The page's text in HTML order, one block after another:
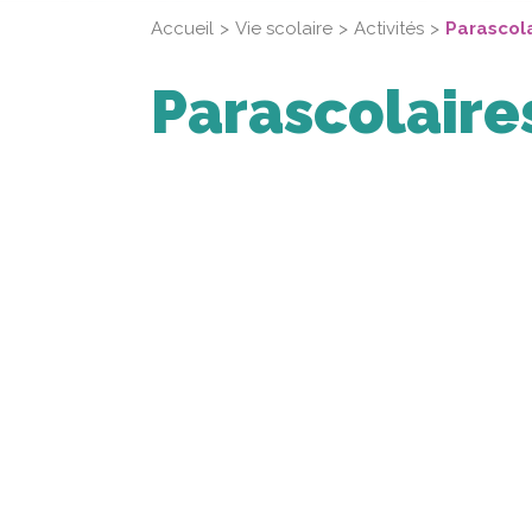
Accueil Vie scolaire Activités